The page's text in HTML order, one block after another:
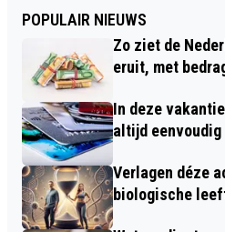
POPULAIR NIEUWS
Zo ziet de
eruit, met
In deze
altijd
Verlagen déze
biologische